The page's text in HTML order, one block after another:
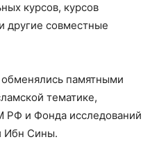
курсов, курсов
другие совместные
памятными
тематике,
РФ и Фонда исследований
Ибн Сины.